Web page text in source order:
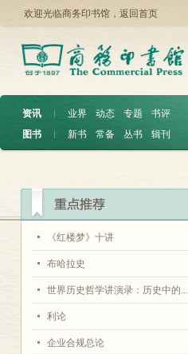
欢迎光临商务印书馆， 返回首页
资讯 ︱ 业界 动态 专题
书评
图书
︱ 新书 常备 丛书 辑刊
《红楼梦》十讲
布哈拉史
世界历史哲学讲演录：历史中的...
利论
企业合规总论